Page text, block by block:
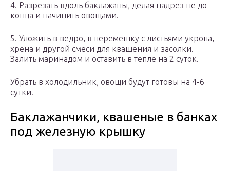
4. Разрезать вдоль баклажаны, делая надрез не до
конца и начинить овощами.
5. Уложить в ведро, в перемешку с листьями укропа,
хрена и другой смеси для квашения и засолки.
Залить маринадом и оставить в тепле на 2 суток.
Убрать в холодильник, овощи будут готовы на 4-6
сутки.
Баклажанчики, квашеные в банках
под железную крышку